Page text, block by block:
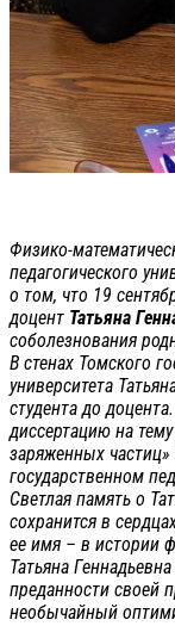
Физико-
педагогического
о том, что 19
доцент Татьяна
соболезнования
В стенах Томского
университета
студента до
диссертацию на
заряженных
государственном
Светлая память о
сохранится в
ее имя – в истории
Татьяна
преданности своей
необычайный